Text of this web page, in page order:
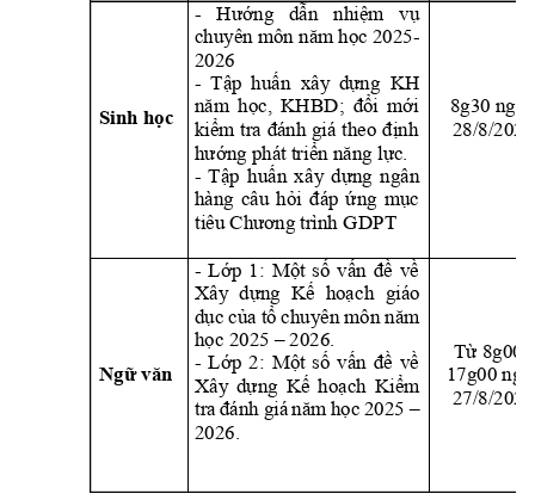
Sinh học
- Hướng dẫn nhiệm
vụ
chuyên môn năm học 2025-
2026
- Tập huấn  xây dựng
  KH
năm học, KHBD; đổi mới
kiểm tra đánh giá theo định
hướng phát triển năng lực.
- Tập huấn xây dựng ngân
hàng câu hỏi đáp ứng mục
tiêu Chương trình GDPT
8g30
28/8/2025
Ngữ văn
- Lớp 1: Một số vấn đề về
Xây dựng Kế hoạch giáo
dục của tổ chuyên môn năm
học 2025 – 2026.
- Lớp 2: Một số vấn đề về
Xây dựng Kế hoạch Kiểm
tra đánh giá năm học 2025 –
2026.
Từ 8g00
17g00
27/8/2025